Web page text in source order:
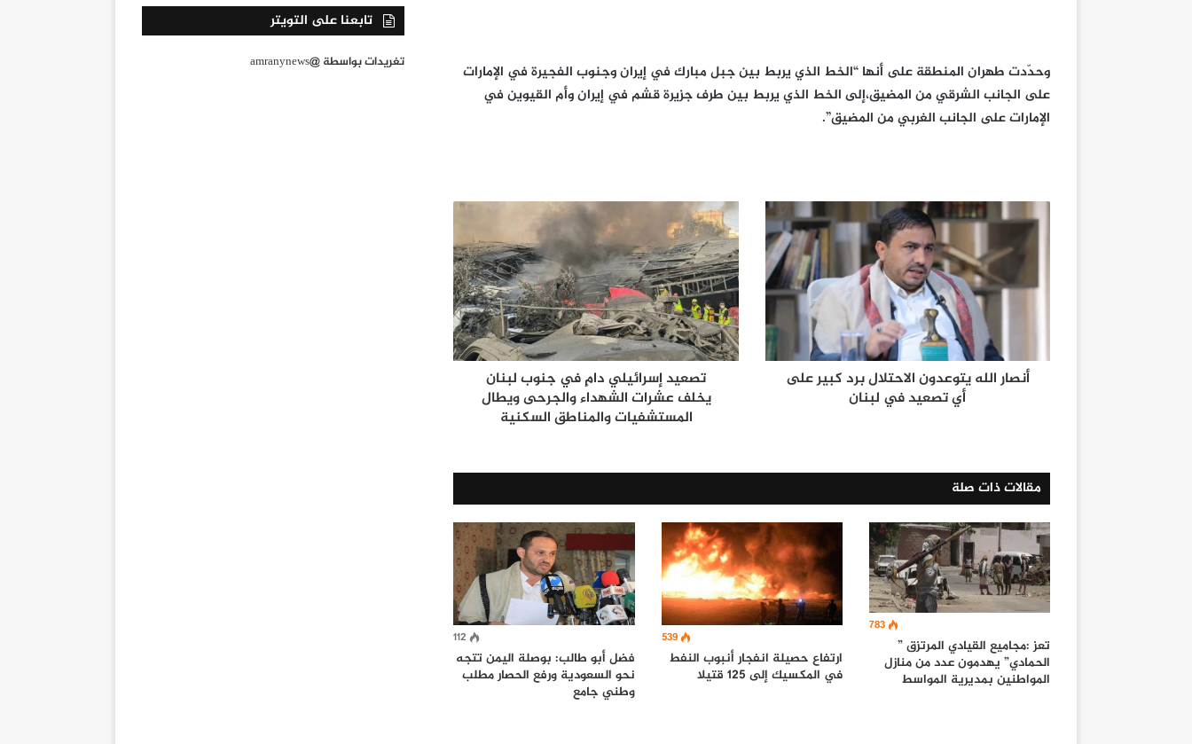
وحدّدت طهران المنطقة على أنها “الخط الذي يربط بين جبل مبارك في إيران وجنوب الفجيرة في الإمارات
على الجانب الشرقي من المضيق،إلى ‌الخط الذي يربط بين طرف جزيرة قشم في إيران وأم القيوين في
الإمارات على الجانب الغربي من المضيق”.
أنصار الله يتوعدون الاحتلال برد كبير على
أي تصعيد في لبنان
تصعيد إسرائيلي دامٍ في جنوب لبنان
يخلف عشرات الشهداء والجرحى ويطال
المستشفيات والمناطق السكنية
مقالات ذات صلة
783
تعز :مجاميع القيادي المرتزق ”
الحمادي” يهدمون عدد من منازل
المواطنين بمديرية المواسط
539
ارتفاع حصيلة انفجار أنبوب النفط
في المكسيك إلى 125 قتيلا
112
فضل أبو طالب: بوصلة اليمن تتجه
نحو السعودية ورفع الحصار مطلب
وطني جامع
تابعنا على التويتر
تغريدات بواسطة @amranynews